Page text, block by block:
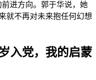
进方向。郭于华说，她
就不再对未来抱任何幻想
入党，我的启蒙